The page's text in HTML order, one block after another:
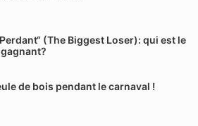
(The Biggest Loser): qui est le
de bois pendant le carnaval !